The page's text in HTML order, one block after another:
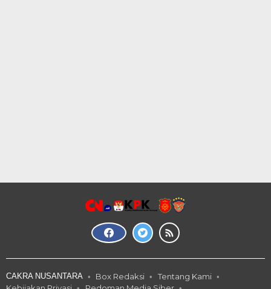
CAKRA NUSANTARA Box Redaksi
Tentang Kami